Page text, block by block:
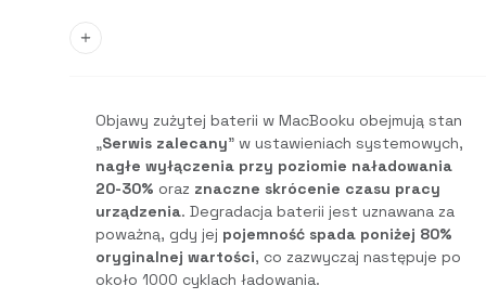
Objawy zużytej baterii w MacBooku obejmują stan
„Serwis zalecany” w ustawieniach systemowych,
nagłe wyłączenia przy poziomie naładowania
20-30% oraz znaczne skrócenie czasu pracy
urządzenia. Degradacja baterii jest uznawana za
poważną, gdy jej pojemność spada poniżej 80%
oryginalnej wartości, co zazwyczaj następuje po
około 1000 cyklach ładowania.